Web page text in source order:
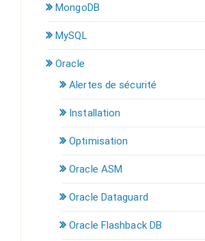
MongoDB
MySQL
Oracle
Alertes de sécurité
Installation
Optimisation
Oracle ASM
Oracle Dataguard
Oracle Flashback DB